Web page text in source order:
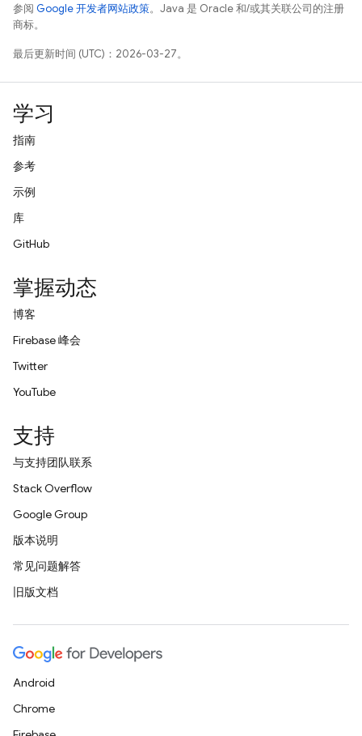
参阅 Google 开发者网站政策。Java 是 Oracle 和/或其关联公司的注册
商标。
最后更新时间 (UTC)：2026-03-27。
学习
指南
参考
示例
库
GitHub
掌握动态
博客
Firebase 峰会
Twitter
YouTube
支持
与支持团队联系
Stack Overflow
Google Group
版本说明
常见问题解答
旧版文档
Android
Chrome